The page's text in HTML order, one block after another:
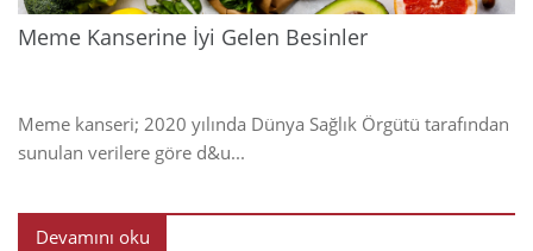
Meme Kanserine İyi Gelen Besinler
Meme kanseri; 2020 yılında Dünya Sağlık Örgütü tarafından
sunulan verilere göre d&u...
Devamını oku